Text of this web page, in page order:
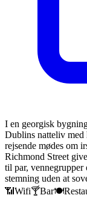
I en georgisk
Dublins natteliv med
rejsende mødes om
Richmond Street
til par, vennegrupper
stemning uden at
📶 Wifi🍸Bar🍽️